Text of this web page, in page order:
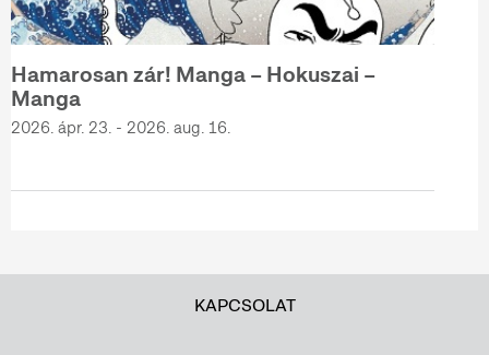
Hamarosan zár! Manga – Hokuszai –
Manga
2026. ápr. 23. - 2026. aug. 16.
KAPCSOLAT